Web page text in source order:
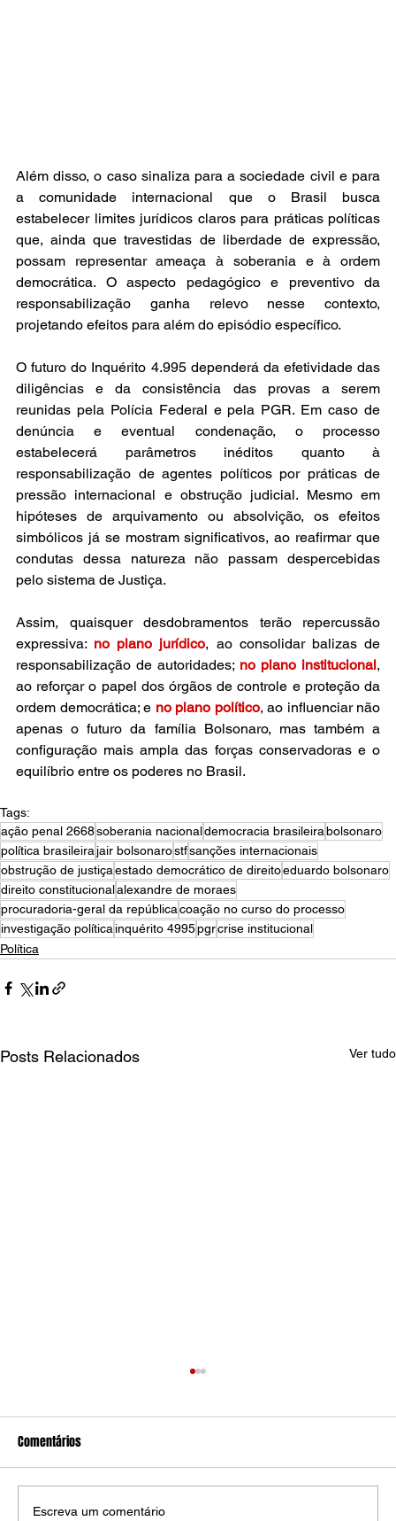
Além disso, o caso sinaliza para a sociedade civil e para
a comunidade internacional que o Brasil busca
estabelecer limites jurídicos claros para práticas políticas
que, ainda que travestidas de liberdade de expressão,
possam representar ameaça à soberania e à ordem
democrática. O aspecto pedagógico e preventivo da
responsabilização ganha relevo nesse contexto,
projetando efeitos para além do episódio específico.
O futuro do Inquérito 4.995 dependerá da efetividade das
diligências e da consistência das provas a serem
reunidas pela Polícia Federal e pela PGR. Em caso de
denúncia e eventual condenação, o processo
estabelecerá parâmetros inéditos quanto à
responsabilização de agentes políticos por práticas de
pressão internacional e obstrução judicial. Mesmo em
hipóteses de arquivamento ou absolvição, os efeitos
simbólicos já se mostram significativos, ao reafirmar que
condutas dessa natureza não passam despercebidas
pelo sistema de Justiça.
Assim, quaisquer desdobramentos terão repercussão
expressiva: no plano jurídico, ao consolidar balizas de
responsabilização de autoridades; no plano institucional,
ao reforçar o papel dos órgãos de controle e proteção da
ordem democrática; e no plano político, ao influenciar não
apenas o futuro da família Bolsonaro, mas também a
configuração mais ampla das forças conservadoras e o
equilíbrio entre os poderes no Brasil.
Tags:
ação penal 2668soberania nacionaldemocracia brasileirabolsonaro
política brasileira jair bolsonarostfsanções internacionais
obstrução de justiçaestado democrático de direitoeduardo bolsonaro
direito constitucionalalexandre de moraes
procuradoria-geral da repúblicacoação no curso do processo
investigação política inquérito 4995pgrcrise institucional
Política
Posts Relacionados Ver tudo
Comentários
Escreva um comentário